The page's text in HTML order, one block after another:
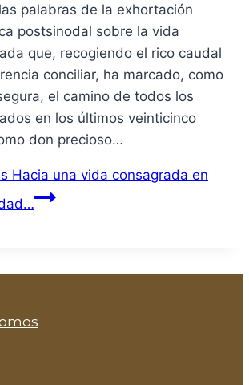
palabras de la exhortación
postsinodal sobre la vida
que, recogiendo el rico caudal
conciliar, ha marcado, como
el camino de todos los
en los últimos veinticinco
don precioso…
Hacia una vida consagrada en